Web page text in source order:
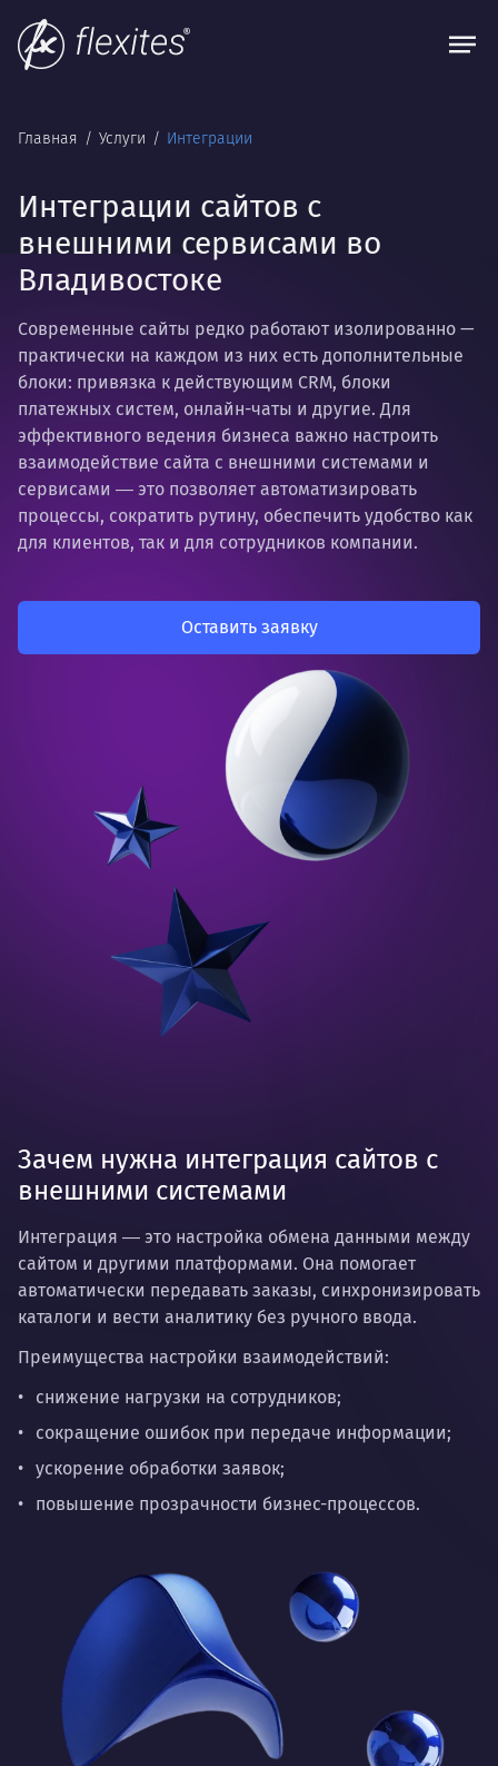
Главная Услуги Интеграции
Интеграции сайтов с
внешними сервисами во
Владивостоке
Современные сайты редко работают изолированно —
практически на каждом из них есть дополнительные
блоки: привязка к действующим CRM, блоки
платежных систем, онлайн-чаты и другие. Для
эффективного ведения бизнеса важно настроить
взаимодействие сайта с внешними системами и
сервисами ― это позволяет автоматизировать
процессы, сократить рутину, обеспечить удобство как
для клиентов, так и для сотрудников компании.
Оставить заявку
Зачем нужна интеграция сайтов с
внешними системами
Интеграция ― это настройка обмена данными между
сайтом и другими платформами. Она помогает
автоматически передавать заказы, синхронизировать
каталоги и вести аналитику без ручного ввода.
Преимущества настройки взаимодействий:
снижение нагрузки на сотрудников;
сокращение ошибок при передаче информации;
ускорение обработки заявок;
повышение прозрачности бизнес-процессов.